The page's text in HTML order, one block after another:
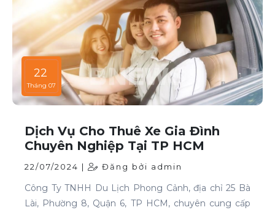
22
Tháng 07
Dịch Vụ Cho Thuê Xe Gia Đình
Chuyên Nghiệp Tại TP HCM
22/07/2024 | Đăng bởi admin
Công Ty TNHH Du Lịch Phong Cảnh, địa chỉ 25 Bà
Lài, Phường 8, Quận 6, TP HCM, chuyên cung cấp